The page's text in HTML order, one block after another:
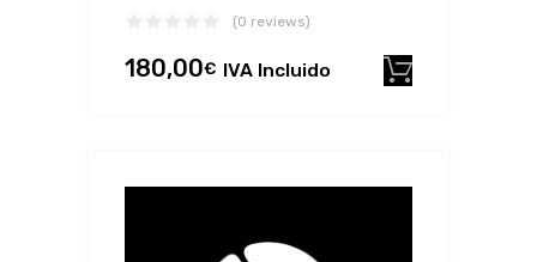
(0 reviews)
180,00€ IVA Incluido